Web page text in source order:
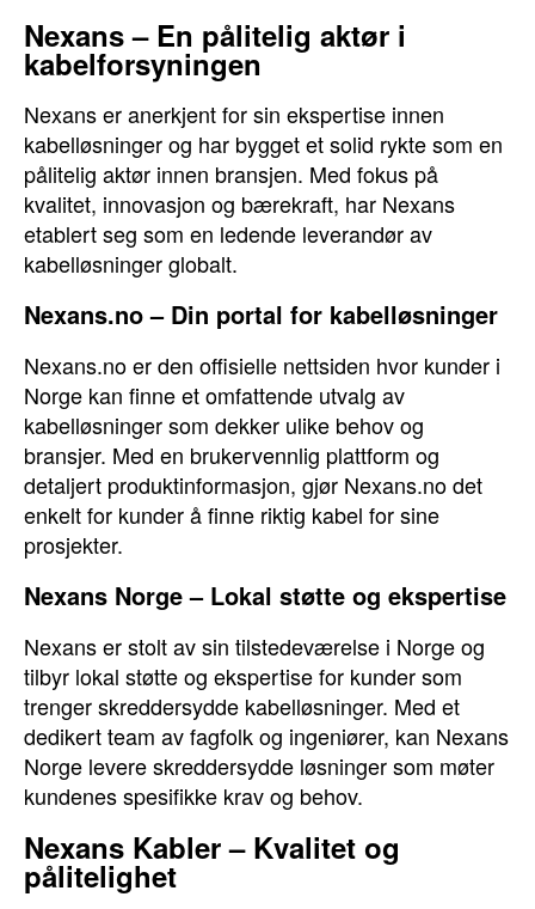
Nexans – En pålitelig aktør i
kabelforsyningen
Nexans er anerkjent for sin ekspertise innen
kabelløsninger og har bygget et solid rykte som en
pålitelig aktør innen bransjen. Med fokus på
kvalitet, innovasjon og bærekraft, har Nexans
etablert seg som en ledende leverandør av
kabelløsninger globalt.
Nexans.no – Din portal for kabelløsninger
Nexans.no er den offisielle nettsiden hvor kunder i
Norge kan finne et omfattende utvalg av
kabelløsninger som dekker ulike behov og
bransjer. Med en brukervennlig plattform og
detaljert produktinformasjon, gjør Nexans.no det
enkelt for kunder å finne riktig kabel for sine
prosjekter.
Nexans Norge – Lokal støtte og ekspertise
Nexans er stolt av sin tilstedeværelse i Norge og
tilbyr lokal støtte og ekspertise for kunder som
trenger skreddersydde kabelløsninger. Med et
dedikert team av fagfolk og ingeniører, kan Nexans
Norge levere skreddersydde løsninger som møter
kundenes spesifikke krav og behov.
Nexans Kabler – Kvalitet og
pålitelighet